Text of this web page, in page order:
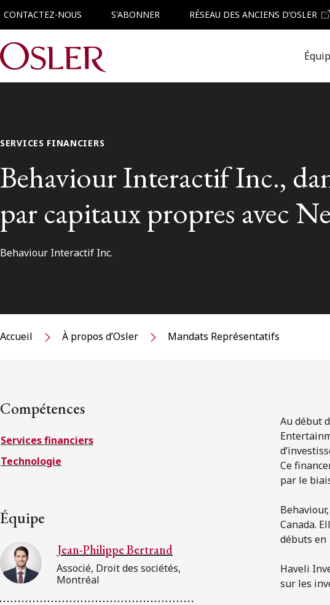
CONTACTEZ-NOUS S'ABONNER RÉSEAU DES ANCIENS D’OSLER
Main Navigation
SERVICES FINANCIERS
Behaviour Interactif Inc.,
par capitaux propres avec
Behaviour Interactif Inc.
Accueil À propos d’Osler Mandats Représentatifs
Compétences
Services financiers
Technologie
Équipe
Jean-Philippe Bertrand
Associé, Droit des sociétés,
Montréal
Au début
Ce
par le
Canada.
débuts en
Haveli
sur les